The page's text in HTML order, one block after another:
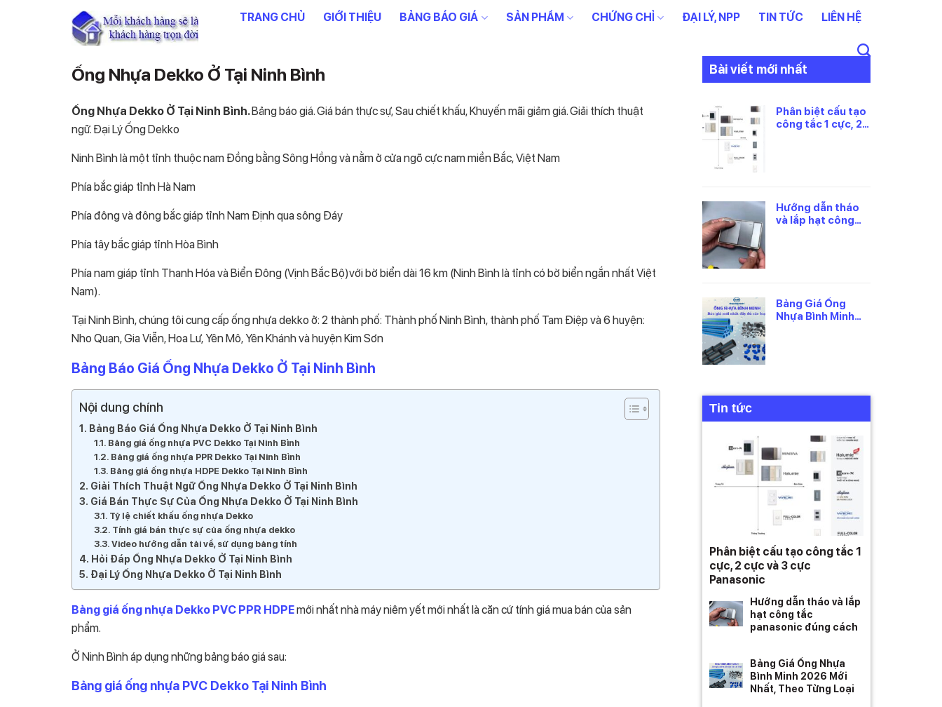
TRANG CHỦ GIỚI THIỆU BẢNG BÁO GIÁ SẢN PHẨM CHỨNG CHỈ ĐẠI LÝ, NPP TIN TỨC LIÊN HỆ
Ống Nhựa Dekko Ở Tại Ninh Bình
Ống Nhựa Dekko Ở Tại Ninh Bình.Bảng báo giá. Giá bán thực sự, Sau chiết khấu, Khuyến mãi giảm giá. Giải thích thuật
ngữ. Đại Lý Ống Dekko
Ninh Bình là một tỉnh thuộc nam Đồng bằng Sông Hồng và nằm ở cửa ngõ cực nam miền Bắc, Việt Nam
Phía bắc giáp tỉnh Hà Nam
Phía đông và đông bắc giáp tỉnh Nam Định qua sông Đáy
Phía tây bắc giáp tỉnh Hòa Bình
Phía nam giáp tỉnh Thanh Hóa và Biển Đông (Vịnh Bắc Bộ)với bờ biển dài 16 km (Ninh Bình là tỉnh có bờ biển ngắn nhất Việt
Nam).
Tại Ninh Bình, chúng tôi cung cấp ống nhựa dekko ở: 2 thành phố: Thành phố Ninh Bình, thành phố Tam Điệp và 6 huyện:
Nho Quan, Gia Viễn, Hoa Lư, Yên Mô, Yên Khánh và huyện Kim Sơn
Bảng Báo Giá Ống Nhựa Dekko Ở Tại Ninh Bình
Nội dung chính
Bảng Báo Giá Ống Nhựa Dekko Ở Tại Ninh Bình
Bảng giá ống nhựa PVC Dekko Tại Ninh Bình
Bảng giá ống nhựa PPR Dekko Tại Ninh Bình
Bảng giá ống nhựa HDPE Dekko Tại Ninh Bình
Giải Thích Thuật Ngữ Ống Nhựa Dekko Ở Tại Ninh Bình
Giá Bán Thực Sự Của Ống Nhựa Dekko Ở Tại Ninh Bình
Tỷ lệ chiết khấu ống nhựa Dekko
Tính giá bán thực sự của ống nhựa dekko
Video hướng dẫn tải về, sử dụng bảng tính
Hỏi Đáp Ống Nhựa Dekko Ở Tại Ninh Bình
Đại Lý Ống Nhựa Dekko Ở Tại Ninh Bình
Bảng giá ống nhựa Dekko PVC PPR HDPEmới nhất nhà máy niêm yết mới nhất là căn cứ tính giá mua bán của sản
phẩm.
Ở Ninh Bình áp dụng những bảng báo giá sau:
Bảng giá ống nhựa PVC Dekko Tại Ninh Bình
Bài viết mới nhất
Phân biệt cấu tạo
công tắc 1 cực, 2
Hướng dẫn tháo
và lắp hạt công
Bảng Giá Ống
Nhựa Bình Minh
Tin tức
Phân biệt cấu tạo công tắc 1
cực, 2 cực và 3 cực
Panasonic
Hướng dẫn tháo và lắp
hạt công tắc
panasonic đúng cách
Bảng Giá Ống Nhựa
Bình Minh 2026 Mới
Nhất, Theo Từng Loại